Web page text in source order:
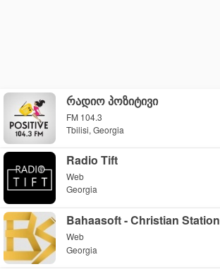
რადიო პოზიტივი
FM 104.3
Tbilisi, Georgia
Radio Tift
Web
Georgia
Bahaasoft - Christian Station
Web
Georgia